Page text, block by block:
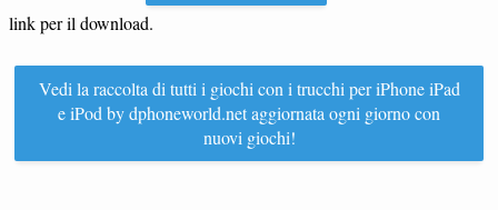
link per il download.
Vedi la raccolta di tutti i giochi con i trucchi per iPhone iPad
e iPod by dphoneworld.net aggiornata ogni giorno con
nuovi giochi!